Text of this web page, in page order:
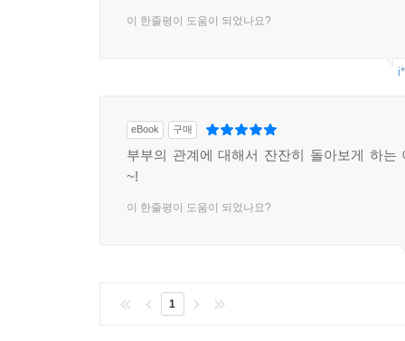
이 한줄평이 도움이 되었나요?
eBook 구매
부부의 관계에 대해서 잔잔히 돌아보게 하는
~!
이 한줄평이 도움이 되었나요?
1